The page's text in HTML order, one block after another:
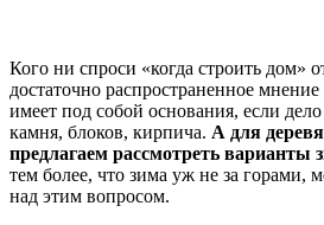
Кого ни спроси «когда строить дом»
достаточно распространенное
имеет под собой основания, если дело
камня, блоков, кирпича. А для
предлагаем рассмотреть варианты
тем более, что зима уж не за горами,
над этим вопросом.